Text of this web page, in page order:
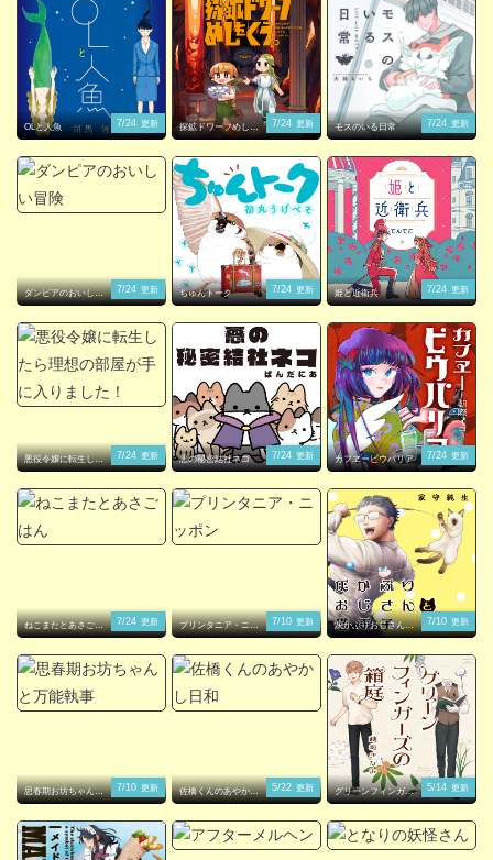
OLと人魚 7/24 更新
探鉱ドワーフめしを
くう。
7/24 更新 モスのいる日常 7/24 更新
ダンピアのおいしい
冒険
7/24 更新 ちゅんトーク 7/24 更新 姫と近衛兵 7/24 更新
悪役令嬢に転生した
ら理想の部屋が手に
7/24 更新 悪の秘密結社ネコ 7/24 更新 カフヱーピウパリア 7/24 更新
ねこまたとあさごは
ん
7/24 更新
プリンタニア・ニッ
ポン
7/10 更新
灰かぶりおじさんと
7/10 更新
思春期お坊ちゃんと
万能執事
7/10 更新
佐橋くんのあやかし
日和
5/22 更新
グリーンフィンガー
ズの箱庭
5/14 更新